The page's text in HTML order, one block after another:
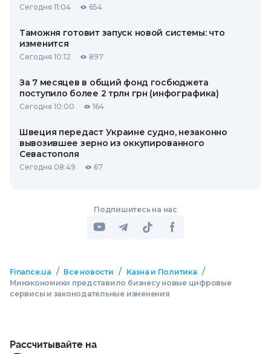
Сегодня 11:04 654
Таможня готовит запуск новой системы: что
изменится
Сегодня 10:12 897
За 7 месяцев в общий фонд госбюджета
поступило более 2 трлн грн (инфографика)
Сегодня 10:00 164
Швеция передаст Украине судно, незаконно
вывозившее зерно из оккупированного
Севастополя
Сегодня 08:49 67
Подпишитесь на нас
Finance.ua / Все новости / Казна и Политика /
Минэкономики представило бизнесу новые цифровые
сервисы и законодательные изменения
Рассчитывайте на